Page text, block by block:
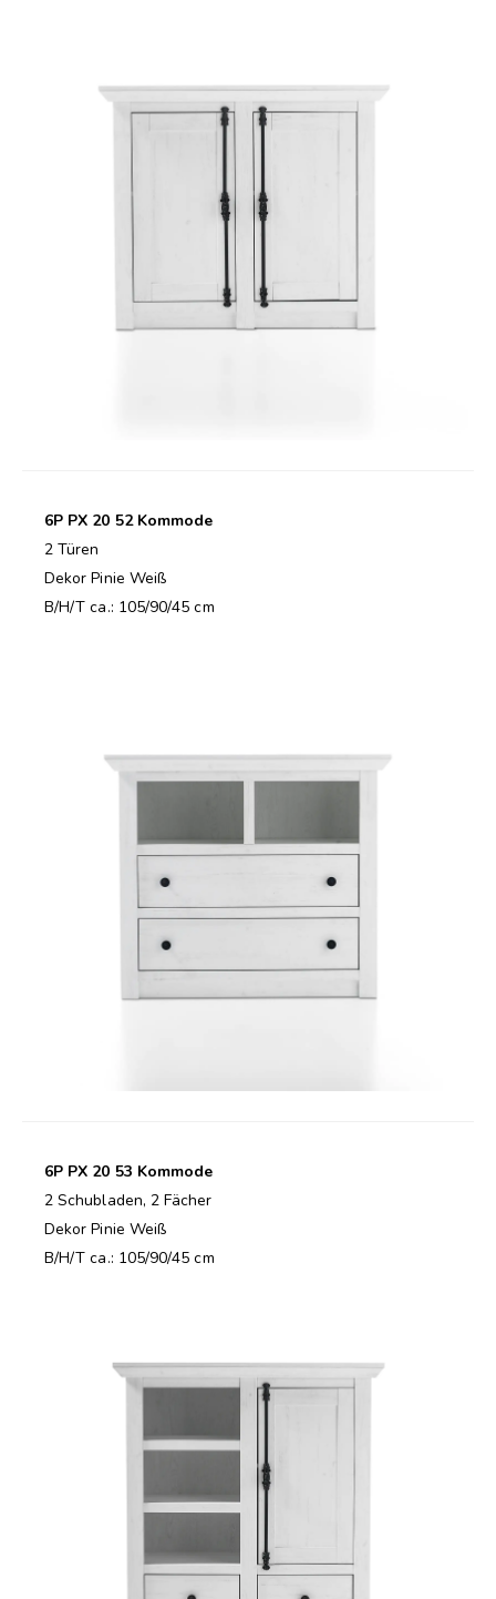
6P PX 20 52 Kommode
2 Türen
Dekor Pinie Weiß
B/H/T ca.: 105/90/45 cm
6P PX 20 53 Kommode
2 Schubladen, 2 Fächer
Dekor Pinie Weiß
B/H/T ca.: 105/90/45 cm